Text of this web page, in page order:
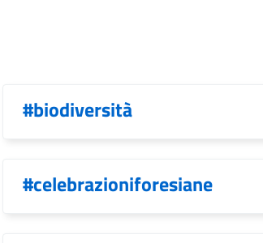
#biodiversità
#celebrazioniforesiane